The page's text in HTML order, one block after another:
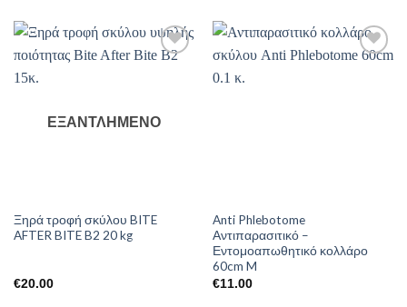
ΕΞΑΝΤΛΗΜΈΝΟ
Ξηρά τροφή σκύλου BITE
AFTER BITE B2 20 kg
€20.00
Anti Phlebotome
Αντιπαρασιτικό –
Εντομοαπωθητικό κολλάρο
60cm M
€11.00